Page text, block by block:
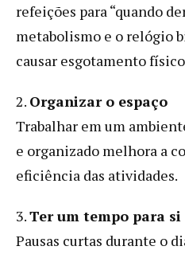
refeições para “quando
metabolismo e o relógio
causar esgotamento
2. Organizar o espaço
Trabalhar em um
e organizado melhora a
eficiência das atividades.
3.Ter um tempo para si
Pausas curtas durante o